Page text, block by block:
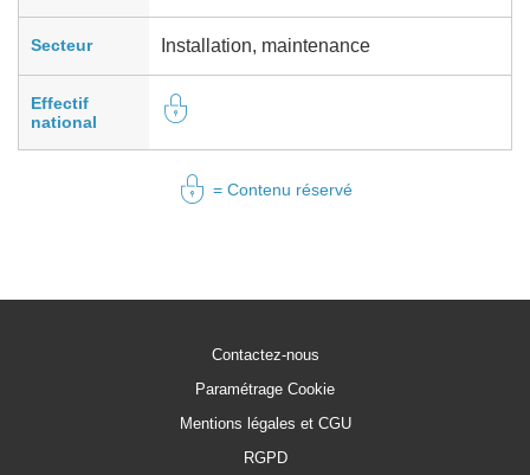
Secteur Installation, maintenance
Effectif
national
= Contenu réservé
Contactez-nous
Paramétrage Cookie
Mentions légales et CGU
RGPD